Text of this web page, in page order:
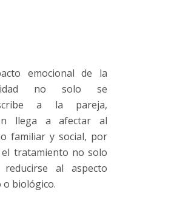
emocional de la
no solo se
a la pareja,
llega a afectar al
familiar y social, por
tratamiento no solo
reducirse al aspecto
o biológico.